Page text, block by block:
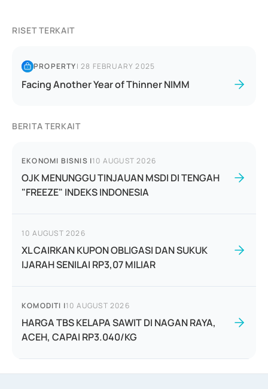
RISET TERKAIT
PROPERTY|28 FEBRUARY 2025
Facing Another Year of Thinner NIMM
BERITA TERKAIT
EKONOMI BISNIS |10 AUGUST 2026
OJK MENUNGGU TINJAUAN MSDI DI TENGAH
"FREEZE" INDEKS INDONESIA
10 AUGUST 2026
XL CAIRKAN KUPON OBLIGASI DAN SUKUK
IJARAH SENILAI RP3,07 MILIAR
KOMODITI |10 AUGUST 2026
HARGA TBS KELAPA SAWIT DI NAGAN RAYA,
ACEH, CAPAI RP3.040/KG